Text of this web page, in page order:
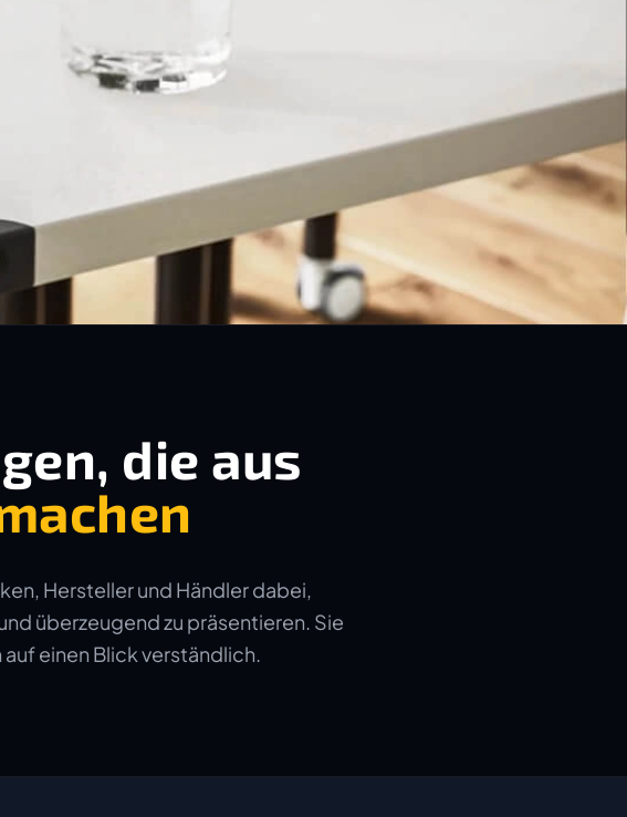
die aus
Hersteller und Händler dabei,
überzeugend zu präsentieren. Sie
einen Blick verständlich.